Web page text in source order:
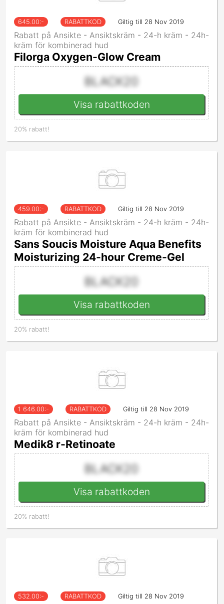
645.00:- RABATTKOD Giltig till 28 Nov 2019
Rabatt på Ansikte - Ansiktskräm - 24-h kräm - 24h-
kräm för kombinerad hud
Filorga Oxygen-Glow Cream
BLACK20
Visa rabattkoden
20% rabatt!
459.00:- RABATTKOD Giltig till 28 Nov 2019
Rabatt på Ansikte - Ansiktskräm - 24-h kräm - 24h-
kräm för kombinerad hud
Sans Soucis Moisture Aqua Benefits
Moisturizing 24-hour Creme-Gel
BLACK20
Visa rabattkoden
20% rabatt!
1 646.00:- RABATTKOD Giltig till 28 Nov 2019
Rabatt på Ansikte - Ansiktskräm - 24-h kräm - 24h-
kräm för kombinerad hud
Medik8 r-Retinoate
BLACK20
Visa rabattkoden
20% rabatt!
532.00:- RABATTKOD Giltig till 28 Nov 2019